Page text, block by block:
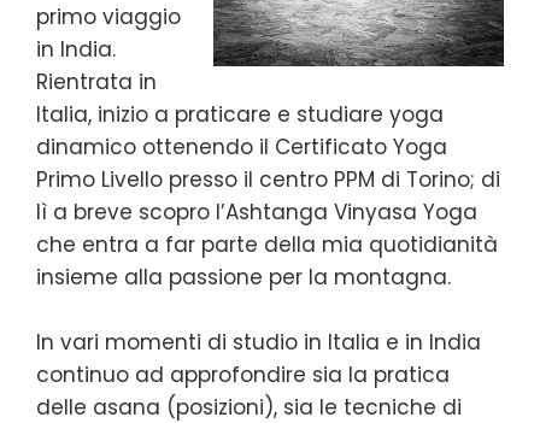
primo viaggio
in India.
Rientrata in
Italia, inizio a praticare e studiare yoga
dinamico ottenendo il Certificato Yoga
Primo Livello presso il centro PPM di Torino; di
lì a breve scopro l’Ashtanga Vinyasa Yoga
che entra a far parte della mia quotidianità
insieme alla passione per la montagna.
In vari momenti di studio in Italia e in India
continuo ad approfondire sia la pratica
delle asana (posizioni), sia le tecniche di